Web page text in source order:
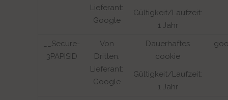
Lieferant:
Google
Gültigkeit/Laufzeit:
1 Jahr
__Secure-
3PAPISID
Von
Dritten.
Lieferant:
Google
Dauerhaftes
cookie
Gültigkeit/Laufzeit:
1 Jahr